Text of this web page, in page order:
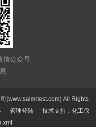
信公众号
(www.saimrtest.com) All Rights
管理登陆 技术支持： 化工仪